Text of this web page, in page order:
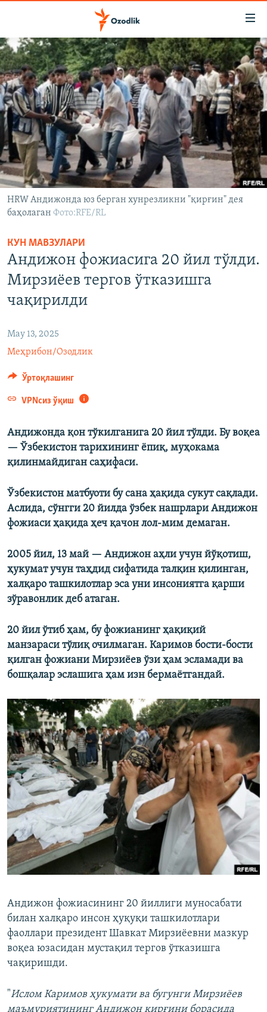
мавзуларга
ўтинг
Асосий
навигацияга
ўтинг
Қидиришга
ўтинг
OZODLIK SURISHTIRUVLARI
OZODVIDEO
OZODARXIV
На русском
ИЖТИМОИЙ ТАРМОҚЛАР
Озодлик бошқа тилларда
HRW Андижонда юз берган хунрезликни "қирғин" дея
баҳолаган Фото:RFE/RL
КУН МАВЗУЛАРИ
Андижон фожиасига 20 йил тўлди.
Мирзиёев тергов ўтказишга
чақирилди
May 13, 2025
Меҳрибон/Озодлик
Ўртоқлашинг
VPNсиз ўқиш
Андижонда қон тўкилганига 20 йил тўлди. Бу воқеа
— Ўзбекистон тарихининг ёпиқ, муҳокама
қилинмайдиган саҳифаси.
Ўзбекистон матбуоти бу сана ҳақида сукут сақлади.
Аслида, сўнгги 20 йилда ўзбек нашрлари Андижон
фожиаси ҳақида ҳеч қачон лол-мим демаган.
2005 йил, 13 май — Андижон аҳли учун йўқотиш,
ҳукумат учун таҳдид сифатида талқин қилинган,
халқаро ташкилотлар эса уни инсониятга қарши
зўравонлик деб атаган.
20 йил ўтиб ҳам, бу фожианинг ҳақиқий
манзараси тўлиқ очилмаган. Каримов бости-бости
қилган фожиани Мирзиёев ўзи ҳам эсламади ва
бошқалар эслашига ҳам изн бермаётгандай.
Андижон фожиасининг 20 йиллиги муносабати
билан халқаро инсон ҳуқуқи ташкилотлари
фаоллари президент Шавкат Мирзиёевни мазкур
воқеа юзасидан мустақил тергов ўтказишга
чақиришди.
"Ислом Каримов ҳукумати ва бугунги Мирзиёев
маъмуриятининг Андижон қирғини борасида